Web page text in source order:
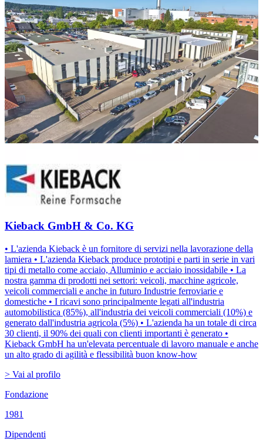
Kieback GmbH & Co. KG
• L'azienda Kieback è un fornitore di servizi nella lavorazione della
lamiera • L'azienda Kieback produce prototipi e parti in serie in vari
tipi di metallo come acciaio, Alluminio e acciaio inossidabile • La
nostra gamma di prodotti nei settori: veicoli, macchine agricole,
veicoli commerciali e anche in futuro Industrie ferroviarie e
domestiche • I ricavi sono principalmente legati all'industria
automobilistica (85%), all'industria dei veicoli commerciali (10%) e
generato dall'industria agricola (5%) • L'azienda ha un totale di circa
30 clienti, il 90% dei quali con clienti importanti è generato •
Kieback GmbH ha un'elevata percentuale di lavoro manuale e anche
un alto grado di agilità e flessibilità buon know-how
> Vai al profilo
Fondazione
1981
Dipendenti